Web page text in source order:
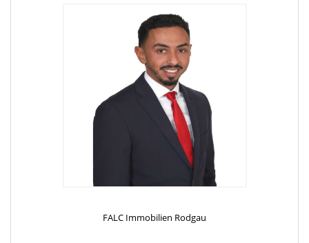
kostenlos eine professionelle Wertermittlung! Gehen Sie hierzu
FALC Immobilien Rodgau